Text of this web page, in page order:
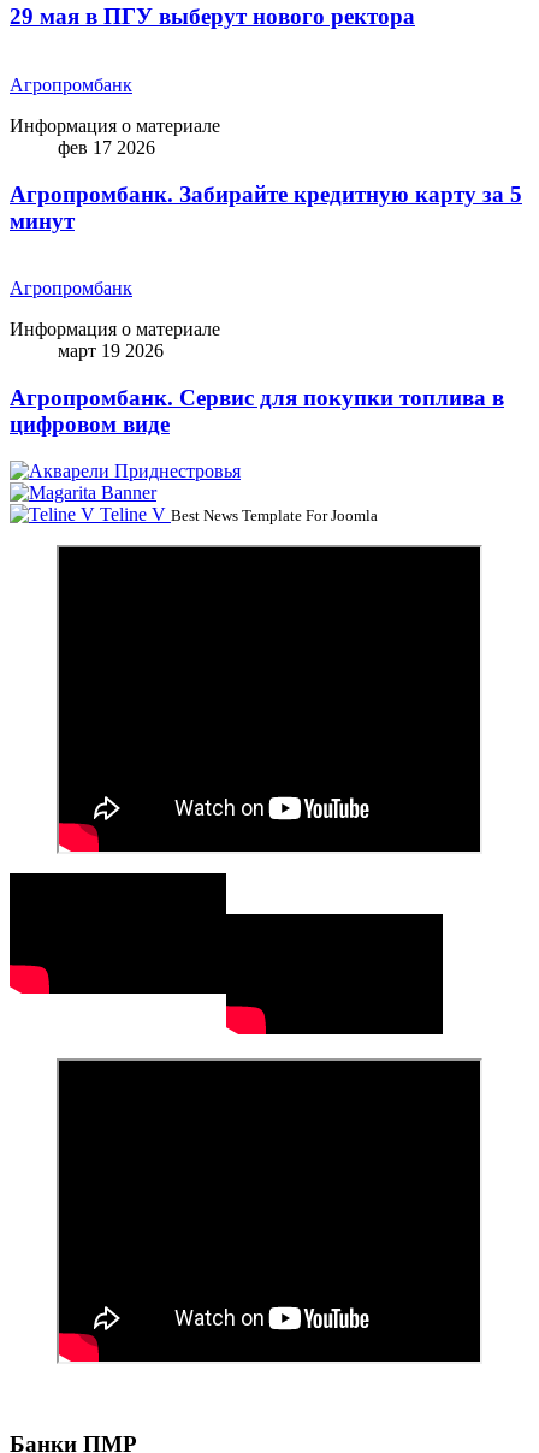
29 мая в ПГУ выберут нового ректора
Агропромбанк
Информация о материале
фев 17 2026
Агропромбанк. Забирайте кредитную карту за 5
минут
Агропромбанк
Информация о материале
март 19 2026
Агропромбанк. Сервис для покупки топлива в
цифровом виде
Teline V Best News Template For Joomla
Банки ПМР